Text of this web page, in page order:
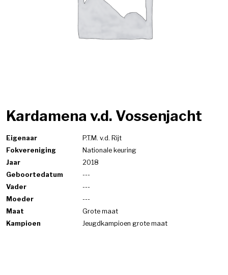
Kardamena v.d. Vossenjacht
Eigenaar
P.T.M. v.d. Rijt
Fokvereniging
Nationale keuring
Jaar
2018
Geboortedatum
---
Vader
---
Moeder
---
Maat
Grote maat
Kampioen
Jeugdkampioen grote maat